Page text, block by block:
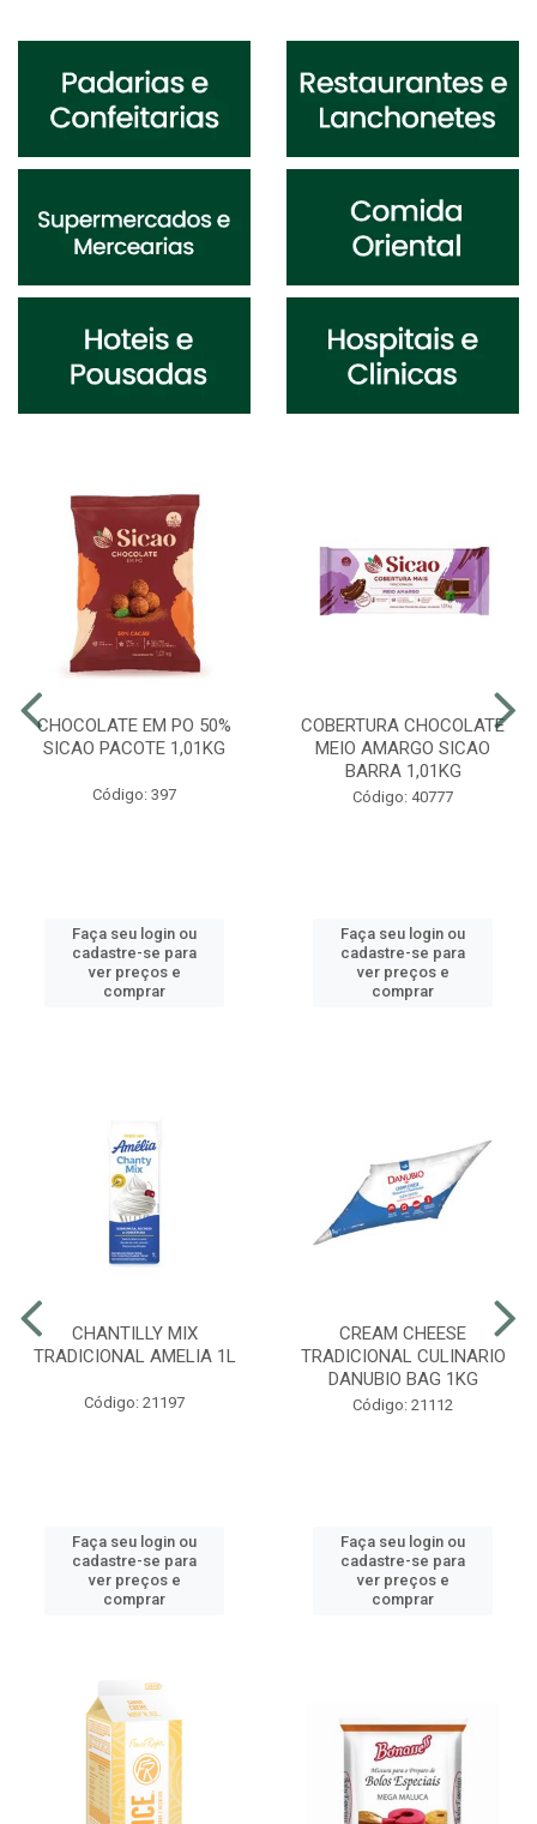
CHOCOLATE EM PO 50%
SICAO PACOTE 1,01KG
Código: 397
Faça seu login ou
cadastre-se para
ver preços e
comprar
COBERTURA CHOCOLATE
MEIO AMARGO SICAO
BARRA 1,01KG
Código: 40777
Faça seu login ou
cadastre-se para
ver preços e
comprar
CHANTILLY MIX
TRADICIONAL AMELIA 1L
Código: 21197
Faça seu login ou
cadastre-se para
ver preços e
comprar
CREAM CHEESE
TRADICIONAL CULINARIO
DANUBIO BAG 1KG
Código: 21112
Faça seu login ou
cadastre-se para
ver preços e
comprar